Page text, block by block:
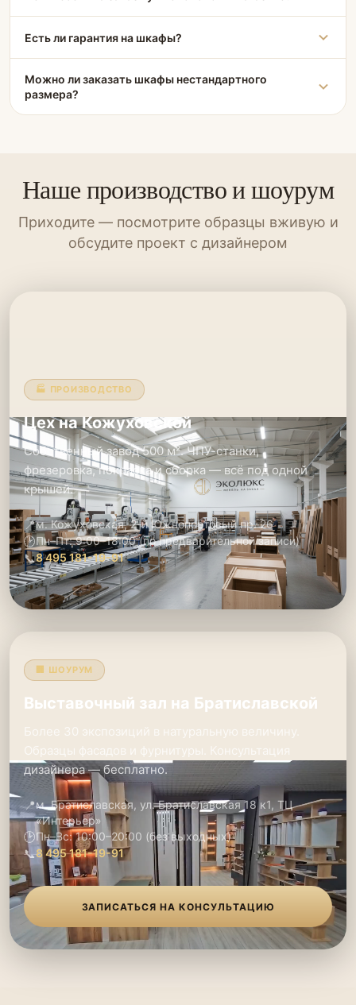
Есть ли гарантия на шкафы?
Можно ли заказать шкафы нестандартного
размера?
Наше производство и шоурум
Приходите — посмотрите образцы вживую и
обсудите проект с дизайнером
🏭 ПРОИЗВОДСТВО
Цех на Кожуховской
Собственный завод 500 м². ЧПУ-станки,
фрезеровка, покраска и сборка — всё под одной
крышей.
📍м. Кожуховская, 2-й Южнопортовый пр. 26
🕑Пн–Пт: 9:00–18:00 (по предварительной записи)
📞8 495 181-19-91
🏢 ШОУРУМ
Выставочный зал на Братиславской
Более 30 экспозиций в натуральную величину.
Образцы фасадов и фурнитуры. Консультация
дизайнера — бесплатно.
📍м. Братиславская, ул. Братиславская 18 к1, ТЦ
«Интерьер»
🕑Пн–Вс: 10:00–20:00 (без выходных)
📞8 495 181-19-91
ЗАПИСАТЬСЯ НА КОНСУЛЬТАЦИЮ